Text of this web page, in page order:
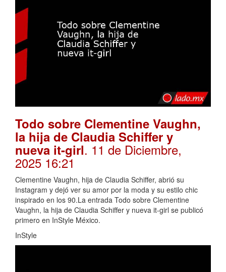
Todo sobre Clementine Vaughn,
la hija de Claudia Schiffer y
nueva it-girl. 11 de Diciembre,
2025 16:21
Clementine Vaughn, hija de Claudia Schiffer, abrió su
Instagram y dejó ver su amor por la moda y su estilo chic
inspirado en los 90.La entrada Todo sobre Clementine
Vaughn, la hija de Claudia Schiffer y nueva it-girl se publicó
primero en InStyle México.
InStyle